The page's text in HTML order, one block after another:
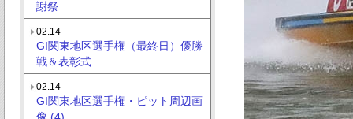
謝祭
02.14
GI関東地区選手権（最終日）優勝
戦＆表彰式
02.14
GI関東地区選手権・ピット周辺画
像 (4)